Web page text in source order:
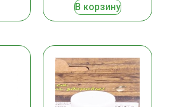
В корзину